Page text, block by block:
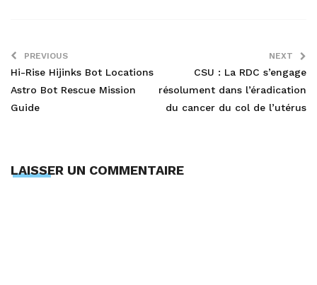
PREVIOUS
Hi-Rise Hijinks Bot Locations
Astro Bot Rescue Mission
Guide
NEXT
CSU : La RDC s’engage
résolument dans l’éradication
du cancer du col de l’utérus
LAISSER UN COMMENTAIRE